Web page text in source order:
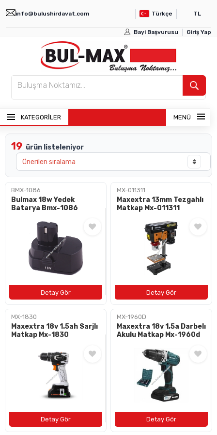
info@bulushirdavat.com Türkçe TL
Bayi Başvurusu Giriş Yap
KATEGORİLER MENÜ
ANASAYFA
ÜRÜNLER
BAYI GIRIŞI
İLETIŞIM
19 ürün listeleniyor
BMX-1086
Bulmax 18w Yedek
Batarya Bmx-1086
MX-011311
Maxextra 13mm Tezgahlı
Matkap Mx-011311
MX-1830
Maxextra 18v 1.5ah Sarjlı
Matkap Mx-1830
MX-1960D
Maxextra 18v 1,5a Darbelı
Akulu Matkap Mx-1960d